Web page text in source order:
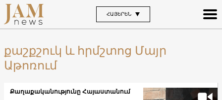
ՀԱՅԵՐԵՆ
քաշքշուկ և հրմշտոց Մայր
Աթոռում
Քաղաքականությունը Հայաստանում